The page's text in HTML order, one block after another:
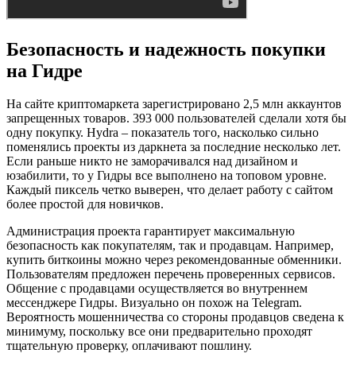
Безопасность и надежность покупки
на Гидре
На сайте криптомаркета зарегистрировано 2,5 млн аккаунтов
запрещенных товаров. 393 000 пользователей сделали хотя бы
одну покупку. Hydra – показатель того, насколько сильно
поменялись проекты из даркнета за последние несколько лет.
Если раньше никто не заморачивался над дизайном и
юзабилити, то у Гидры все выполнено на топовом уровне.
Каждый пиксель четко выверен, что делает работу с сайтом
более простой для новичков.
Администрация проекта гарантирует максимальную
безопасность как покупателям, так и продавцам. Например,
купить биткоины можно через рекомендованные обменники.
Пользователям предложен перечень проверенных сервисов.
Общение с продавцами осуществляется во внутреннем
мессенджере Гидры. Визуально он похож на Telegram.
Вероятность мошенничества со стороны продавцов сведена к
минимуму, поскольку все они предварительно проходят
тщательную проверку, оплачивают пошлину.